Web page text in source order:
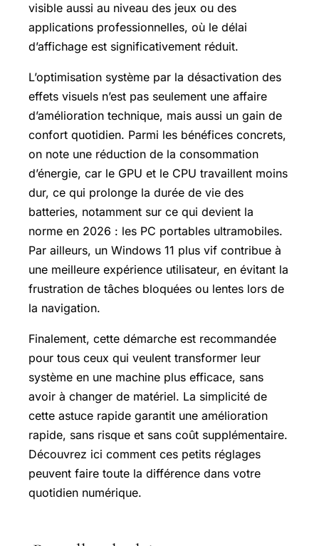
visible aussi au niveau des jeux ou des
applications professionnelles, où le délai
d’affichage est significativement réduit.
L’optimisation système par la désactivation des
effets visuels n’est pas seulement une affaire
d’amélioration technique, mais aussi un gain de
confort quotidien. Parmi les bénéfices concrets,
on note une réduction de la consommation
d’énergie, car le GPU et le CPU travaillent moins
dur, ce qui prolonge la durée de vie des
batteries, notamment sur ce qui devient la
norme en 2026 : les PC portables ultramobiles.
Par ailleurs, un Windows 11 plus vif contribue à
une meilleure expérience utilisateur, en évitant la
frustration de tâches bloquées ou lentes lors de
la navigation.
Finalement, cette démarche est recommandée
pour tous ceux qui veulent transformer leur
système en une machine plus efficace, sans
avoir à changer de matériel. La simplicité de
cette astuce rapide garantit une amélioration
rapide, sans risque et sans coût supplémentaire.
Découvrez ici comment ces petits réglages
peuvent faire toute la différence dans votre
quotidien numérique.